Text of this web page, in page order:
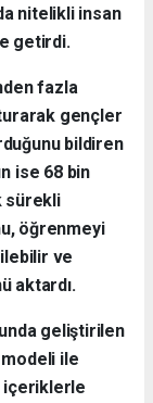
nitelikli insan
getirdi.
fazla
gençler
bildiren
ise 68 bin
sürekli
öğrenmeyi
ve
aktardı.
geliştirilen
ile
içeriklerle